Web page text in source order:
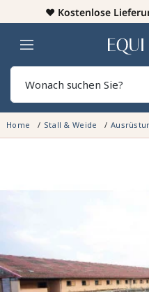
♥️ Kostenlose
Heim
Home Stall & Weide